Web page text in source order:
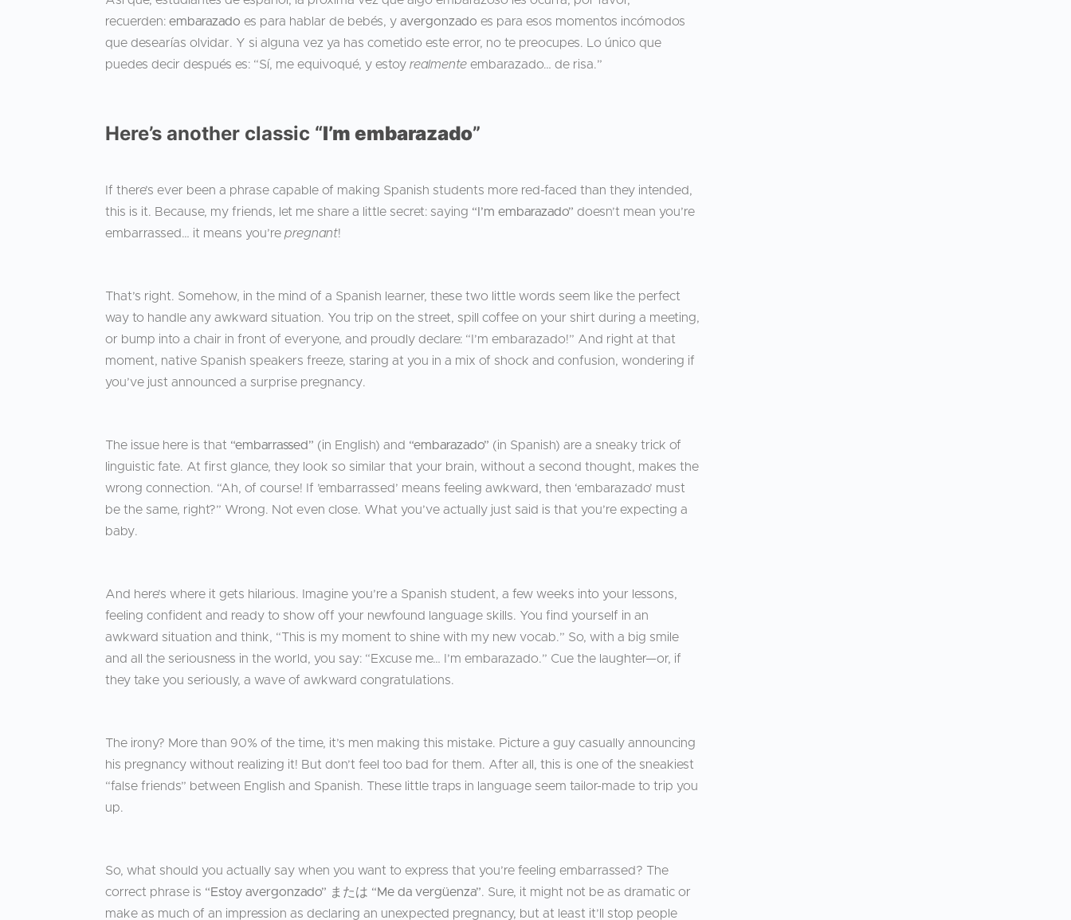
recuerden: embarazado es para hablar de bebés, y avergonzado es para esos momentos incómodos
que desearías olvidar. Y si alguna vez ya has cometido este error, no te preocupes. Lo único que
puedes decir después es: “Sí, me equivoqué, y estoy realmente embarazado… de risa.”
Here’s another classic “I’m embarazado”
If there’s ever been a phrase capable of making Spanish students more red-faced than they intended,
this is it. Because, my friends, let me share a little secret: saying “I’m embarazado” doesn’t mean you’re
embarrassed… it means you’re pregnant!
That’s right. Somehow, in the mind of a Spanish learner, these two little words seem like the perfect
way to handle any awkward situation. You trip on the street, spill coffee on your shirt during a meeting,
or bump into a chair in front of everyone, and proudly declare: “I’m embarazado!” And right at that
moment, native Spanish speakers freeze, staring at you in a mix of shock and confusion, wondering if
you’ve just announced a surprise pregnancy.
The issue here is that “embarrassed” (in English) and “embarazado” (in Spanish) are a sneaky trick of
linguistic fate. At first glance, they look so similar that your brain, without a second thought, makes the
wrong connection. “Ah, of course! If ’embarrassed’ means feeling awkward, then ‘embarazado’ must
be the same, right?” Wrong. Not even close. What you’ve actually just said is that you’re expecting a
baby.
And here’s where it gets hilarious. Imagine you’re a Spanish student, a few weeks into your lessons,
feeling confident and ready to show off your newfound language skills. You find yourself in an
awkward situation and think, “This is my moment to shine with my new vocab.” So, with a big smile
and all the seriousness in the world, you say: “Excuse me… I’m embarazado.” Cue the laughter—or, if
they take you seriously, a wave of awkward congratulations.
The irony? More than 90% of the time, it’s men making this mistake. Picture a guy casually announcing
his pregnancy without realizing it! But don’t feel too bad for them. After all, this is one of the sneakiest
“false friends” between English and Spanish. These little traps in language seem tailor-made to trip you
up.
So, what should you actually say when you want to express that you’re feeling embarrassed? The
correct phrase is “Estoy avergonzado” または “Me da vergüenza”. Sure, it might not be as dramatic or
make as much of an impression as declaring an unexpected pregnancy, but at least it’ll stop people